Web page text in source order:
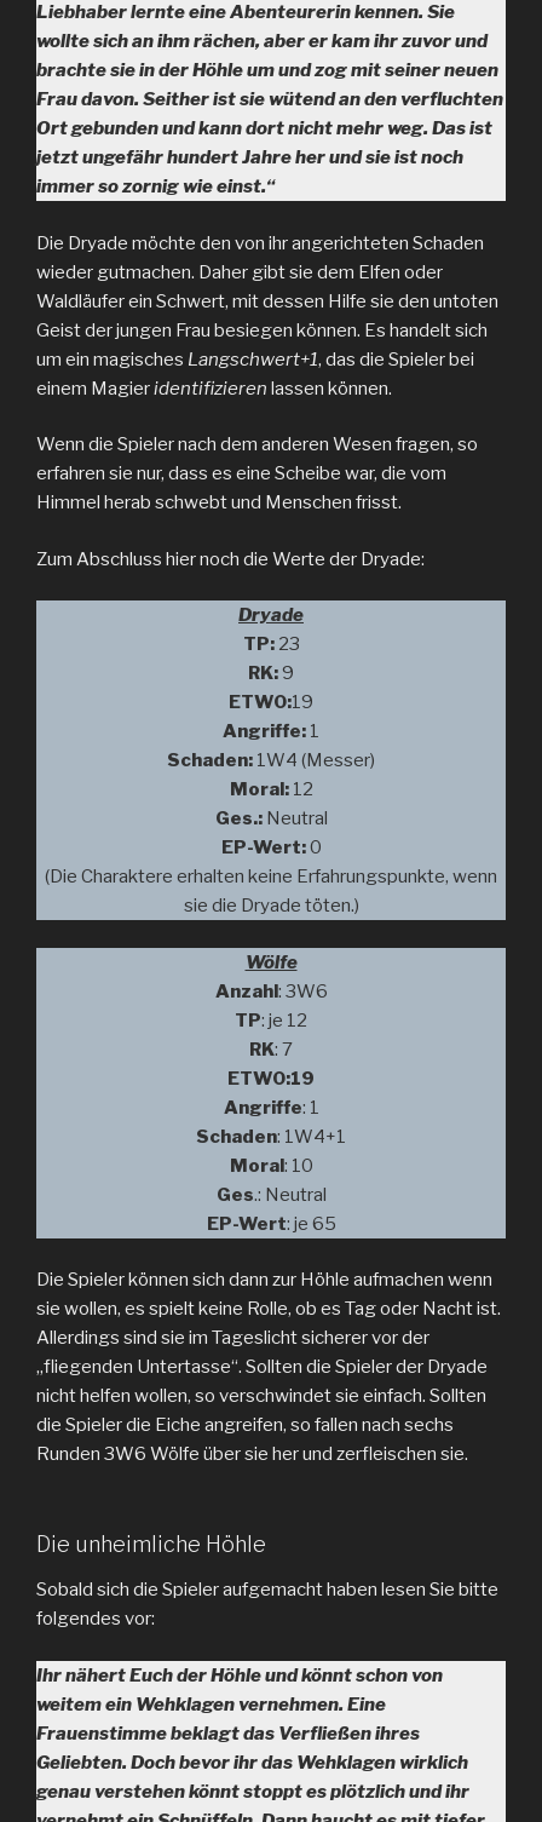
Liebhaber lernte eine Abenteurerin kennen. Sie
wollte sich an ihm rächen, aber er kam ihr zuvor und
brachte sie in der Höhle um und zog mit seiner neuen
Frau davon. Seither ist sie wütend an den verfluchten
Ort gebunden und kann dort nicht mehr weg. Das ist
jetzt ungefähr hundert Jahre her und sie ist noch
immer so zornig wie einst.“
Die Dryade möchte den von ihr angerichteten Schaden
wieder gutmachen. Daher gibt sie dem Elfen oder
Waldläufer ein Schwert, mit dessen Hilfe sie den untoten
Geist der jungen Frau besiegen können. Es handelt sich
um ein magisches Langschwert+1, das die Spieler bei
einem Magieridentifizieren lassen können.
Wenn die Spieler nach dem anderen Wesen fragen, so
erfahren sie nur, dass es eine Scheibe war, die vom
Himmel herab schwebt und Menschen frisst.
Zum Abschluss hier noch die Werte der Dryade:
Dryade
TP: 23
RK:9
ETW0:19
Angriffe: 1
Schaden: 1W4 (Messer)
Moral: 12
Ges.: Neutral
EP-Wert:0
(Die Charaktere erhalten keine Erfahrungspunkte, wenn
sie die Dryade töten.)
Wölfe
Anzahl: 3W6
TP: je 12
RK: 7
ETW0:19
Angriffe: 1
Schaden: 1W4+1
Moral: 10
Ges.: Neutral
EP-Wert: je 65
Die Spieler können sich dann zur Höhle aufmachen wenn
sie wollen, es spielt keine Rolle, ob es Tag oder Nacht ist.
Allerdings sind sie im Tageslicht sicherer vor der
„fliegenden Untertasse“. Sollten die Spieler der Dryade
nicht helfen wollen, so verschwindet sie einfach. Sollten
die Spieler die Eiche angreifen, so fallen nach sechs
Runden 3W6 Wölfe über sie her und zerfleischen sie.
Die unheimliche Höhle
Sobald sich die Spieler aufgemacht haben lesen Sie bitte
folgendes vor:
Ihr nähert Euch der Höhle und könnt schon von
weitem ein Wehklagen vernehmen. Eine
Frauenstimme beklagt das Verfließen ihres
Geliebten. Doch bevor ihr das Wehklagen wirklich
genau verstehen könnt stoppt es plötzlich und ihr